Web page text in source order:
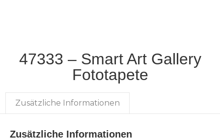
47333 – Smart Art Gallery
Fototapete
Zusätzliche Informationen
Zusätzliche Informationen